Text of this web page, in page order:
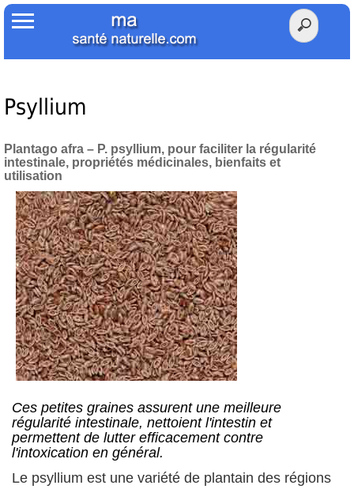
Accueil
Votre Santé
Poids Santé
Tests
Membres Amis
Facebook
Twitter
Psyllium
Plantago afra – P. psyllium, pour faciliter la régularité
intestinale, propriétés médicinales, bienfaits et
utilisation
Ces petites graines assurent une meilleure
régularité intestinale, nettoient l'intestin et
permettent de lutter efficacement contre
l'intoxication en général.
Le psyllium est une variété de plantain des régions